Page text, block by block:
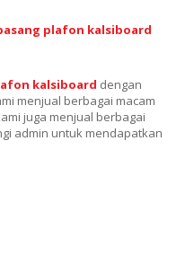
plafon kalsiboard
kalsiboard dengan
menjual berbagai macam
juga menjual berbagai
admin untuk mendapatkan